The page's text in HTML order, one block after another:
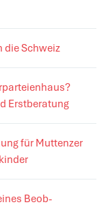
die Schweiz
Erstberatung
für Muttenzer
Beob­